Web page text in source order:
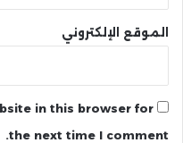
الموقع الإلكتروني
in this browser for
the next time I comment.